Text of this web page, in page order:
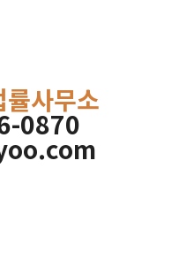
사무소
0870